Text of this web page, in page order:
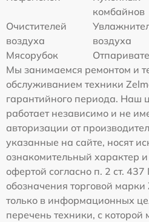
комбайнов
Очистителей
воздуха
воздуха
Мясорубок
Мы занимаемся ремонтом и
обслуживанием техники
гарантийного периода. Наш
работает независимо и не
авторизации от
указанные на сайте, носят
ознакомительный характер
офертой согласно п. 2 ст.
обозначения торговой
только в информационных
перечень техники, с